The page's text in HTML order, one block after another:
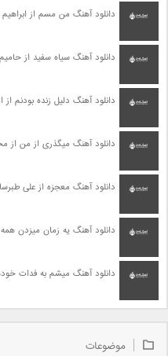
دانلود آهنگ من مسم از
دانلود آهنگ سیاه سفید از
دانلود آهنگ دلیل زنده بودنم از
دانلود آهنگ میگذری از من از
دانلود آهنگ معجزه از علی
دانلود آهنگ یه زمان میزدن
دانلود آهنگ میشم به فدات
موضوعات